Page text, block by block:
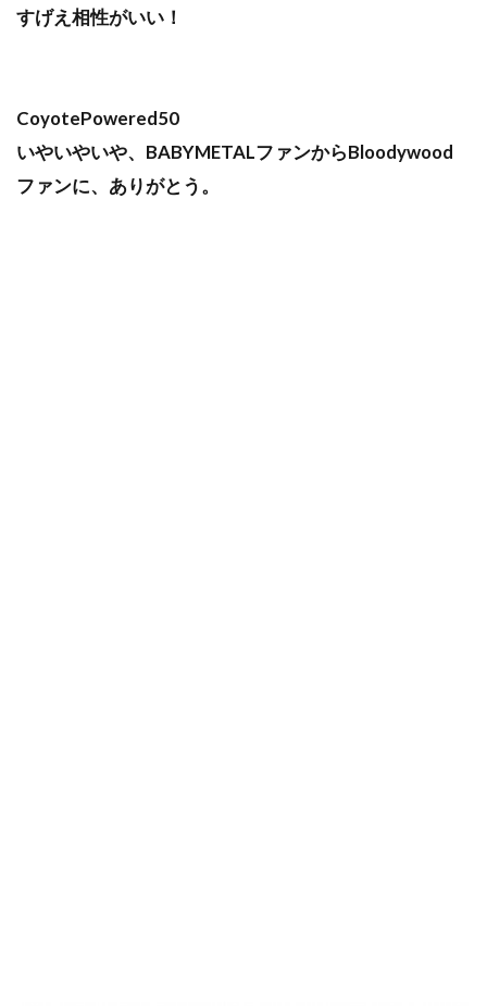
すげえ相性がいい！
CoyotePowered50
いやいやいや、BABYMETALファンからBloodywood
ファンに、ありがとう。